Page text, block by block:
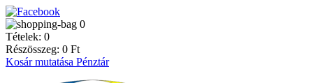
0
Tételek: 0
Részösszeg: 0 Ft
Kosár mutatása Pénztár